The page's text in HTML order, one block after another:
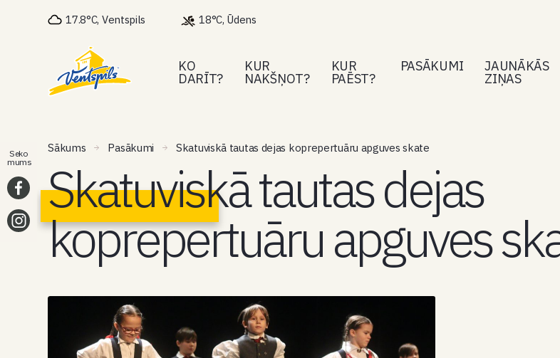
17.8°C, Ventspils 18°C, Ūdens
KO
DARĪT?
KUR
NAKŠŅOT?
KUR
PAĒST?
PASĀKUMI JAUNĀKĀS
ZIŅAS
Sākums Pasākumi Skatuviskā tautas dejas koprepertuāru apguves skate
Skatuviskā tautas dejas
koprepertuāru apguves
Seko
mums